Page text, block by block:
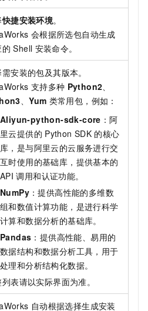
快捷安装环境。
会根据所选包自动生成
Shell 安装命令。
安装的包及其版本。
支持多种 Python2、
、Yum 类常用包，例如：
Aliyun-python-sdk-core ：阿
里云提供的 Python SDK 的核心
库，是与阿里云的云服务进行交
互时使用的基础库，提供基本的
API 调用和认证功能。
NumPy ：提供高性能的多维数
组和数值计算功能，是进行科学
计算和数据分析的基础库。
Pandas ：提供高性能、易用的
数据结构和数据分析工具，用于
处理和分析结构化数据。
表请以实际界面为准。
自动根据选择生成安装